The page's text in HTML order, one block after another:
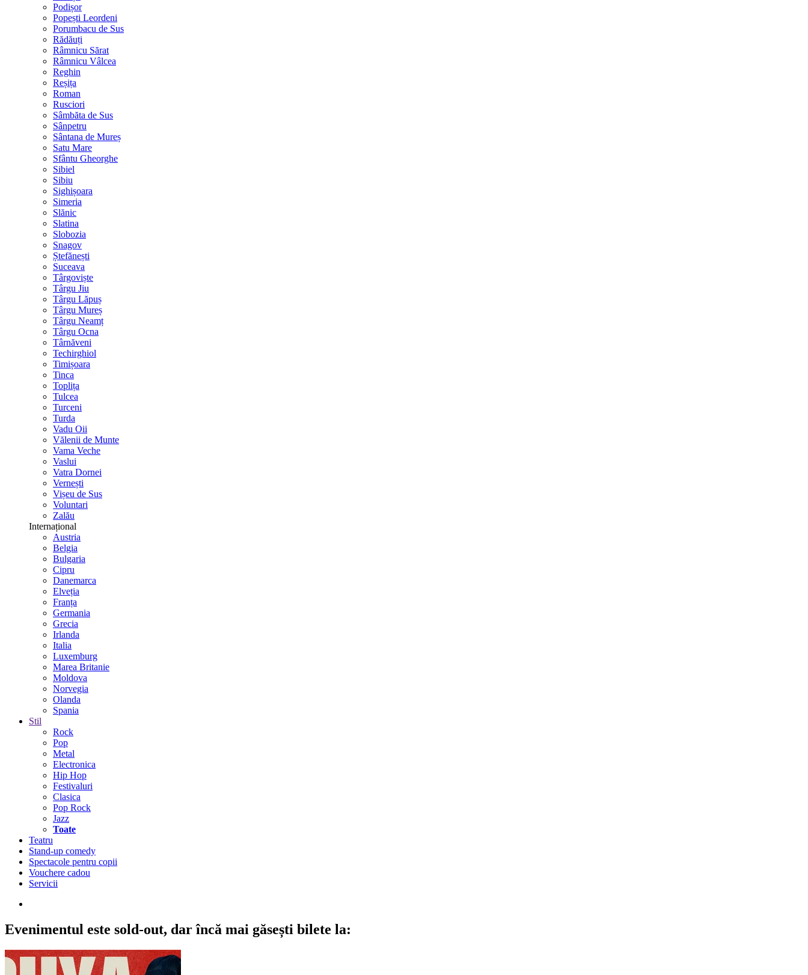
Podișor
Popești Leordeni
Porumbacu de Sus
Rădăuți
Râmnicu Sărat
Râmnicu Vâlcea
Reghin
Reșița
Roman
Rusciori
Sâmbăta de Sus
Sânpetru
Sântana de Mureș
Satu Mare
Sfântu Gheorghe
Sibiel
Sibiu
Sighișoara
Simeria
Slănic
Slatina
Slobozia
Snagov
Ștefănești
Suceava
Târgoviște
Târgu Jiu
Târgu Lăpuș
Târgu Mureș
Târgu Neamț
Târgu Ocna
Târnăveni
Techirghiol
Timișoara
Tinca
Toplița
Tulcea
Turceni
Turda
Vadu Oii
Vălenii de Munte
Vama Veche
Vaslui
Vatra Dornei
Vernești
Vișeu de Sus
Voluntari
Zalău
Internațional
Austria
Belgia
Bulgaria
Cipru
Danemarca
Elveția
Franța
Germania
Grecia
Irlanda
Italia
Luxemburg
Marea Britanie
Moldova
Norvegia
Olanda
Spania
Stil
Rock
Pop
Metal
Electronica
Hip Hop
Festivaluri
Clasica
Pop Rock
Jazz
Toate
Teatru
Stand-up comedy
Spectacole pentru copii
Vouchere cadou
Servicii
Evenimentul este sold-out, dar încă mai găsești bilete la: